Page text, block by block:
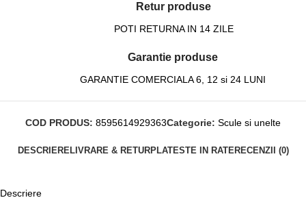
Retur produse
POTI RETURNA IN 14 ZILE
Garantie produse
GARANTIE COMERCIALA 6, 12 si 24 LUNI
COD PRODUS: 8595614929363Categorie: Scule si unelte
DESCRIERELIVRARE & RETURPLATESTE IN RATERECENZII (0)
Descriere